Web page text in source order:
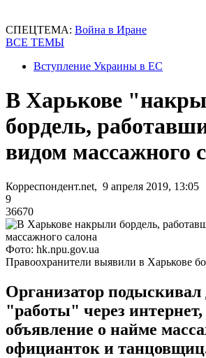
СПЕЦТЕМА: Война в Иране
ВСЕ ТЕМЫ
Вступление Украины в ЕС
В Харькове
бордель,
видом массажного
Корреспондент.net, 9 апреля 2019, 13:05
9
36670
Фото: hk.npu.gov.ua
Правоохранители выявили в Харькове
Организатор
"работы" через интернет,
объявление о найме
официанток и